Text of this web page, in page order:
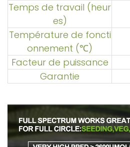
Temps de travail (heur
es)
Température de foncti
onnement (℃)
Facteur de puissance
Garantie